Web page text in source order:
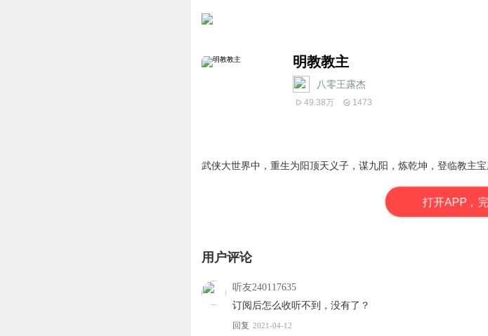
明教教主
八零王露杰
49.38万 1473
武侠大世界中，重生为阳顶天义子，谋九阳，炼乾坤，登临教主
打开APP，
用户评论
听友240117635
订阅后怎么收听不到，没有了？
回复 2021-04-12